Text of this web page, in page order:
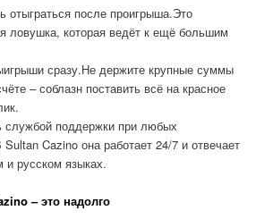
отыграться после проигрыша.Это
ловушка, которая ведёт к ещё большим
сразу.Не держите крупные суммы
– соблазн поставить всё на красное
службой поддержки при любых
Cazino она работает 24/7 и отвечает
и русском языках.
– это надолго